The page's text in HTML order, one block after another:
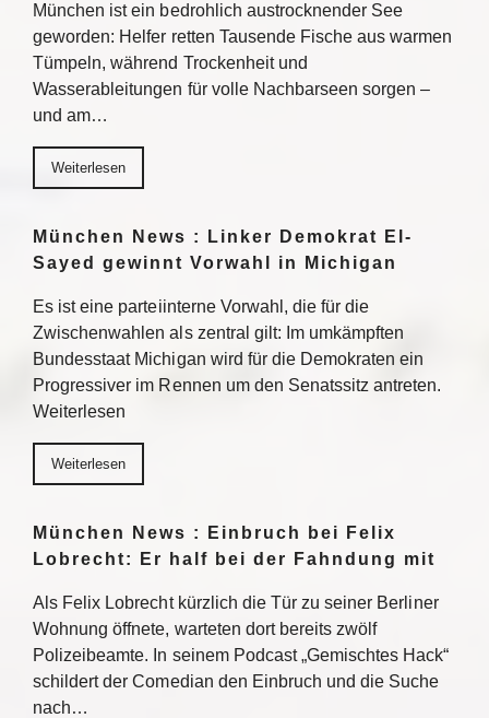
München ist ein bedrohlich austrocknender See
geworden: Helfer retten Tausende Fische aus warmen
Tümpeln, während Trockenheit und
Wasserableitungen für volle Nachbarseen sorgen –
und am…
Weiterlesen
München News : Linker Demokrat El-
Sayed gewinnt Vorwahl in Michigan
Es ist eine parteiinterne Vorwahl, die für die
Zwischenwahlen als zentral gilt: Im umkämpften
Bundesstaat Michigan wird für die Demokraten ein
Progressiver im Rennen um den Senatssitz antreten.
Weiterlesen
Weiterlesen
München News : Einbruch bei Felix
Lobrecht: Er half bei der Fahndung mit
Als Felix Lobrecht kürzlich die Tür zu seiner Berliner
Wohnung öffnete, warteten dort bereits zwölf
Polizeibeamte. In seinem Podcast „Gemischtes Hack“
schildert der Comedian den Einbruch und die Suche
nach…